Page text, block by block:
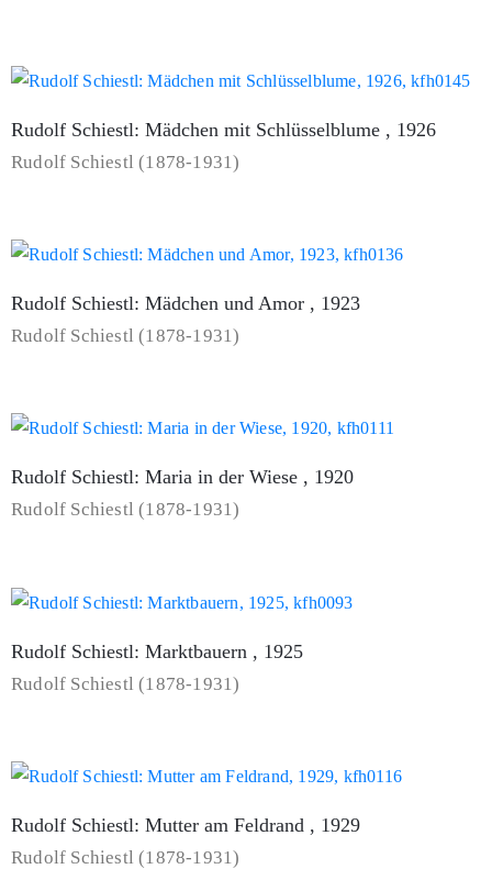
Rudolf Schiestl: Mädchen mit Schlüsselblume , 1926
Rudolf Schiestl (1878-1931)
Rudolf Schiestl: Mädchen und Amor , 1923
Rudolf Schiestl (1878-1931)
Rudolf Schiestl: Maria in der Wiese , 1920
Rudolf Schiestl (1878-1931)
Rudolf Schiestl: Marktbauern , 1925
Rudolf Schiestl (1878-1931)
Rudolf Schiestl: Mutter am Feldrand , 1929
Rudolf Schiestl (1878-1931)